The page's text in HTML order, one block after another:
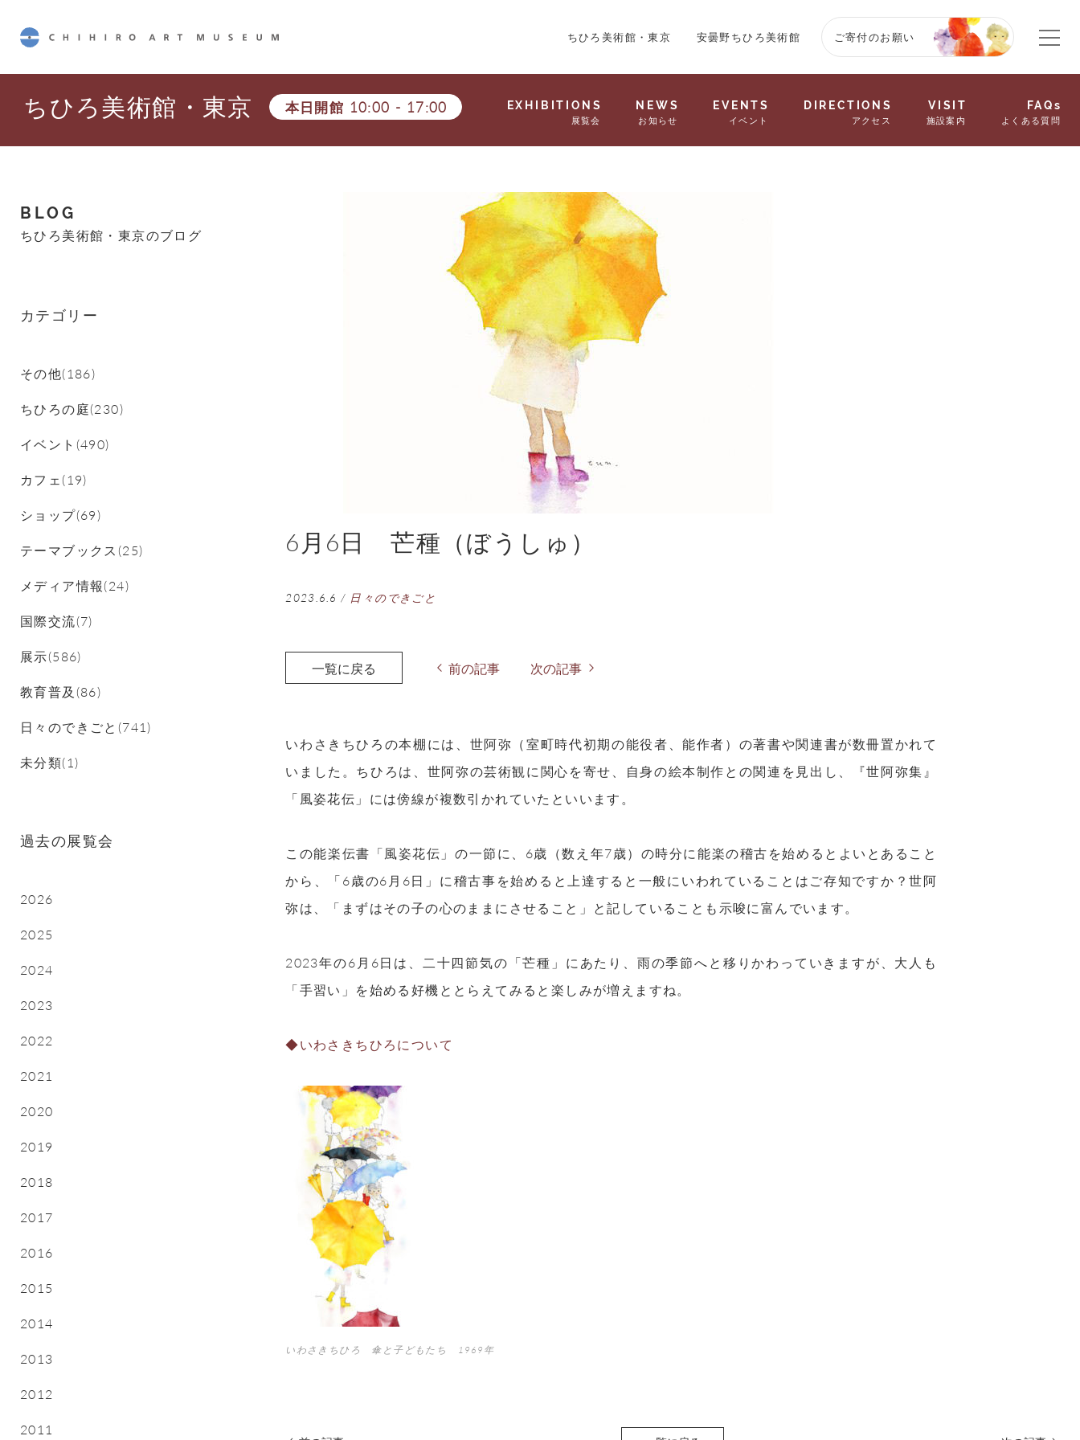
ちひろ美術館・東京 安曇野ちひろ美術館 ご寄付のお願い
ちひろ美術館・東京 本日開館 10:00 - 17:00 EXHIBITIONS
展覧会
NEWS
お知らせ
EVENTS
イベント
DIRECTIONS
アクセス
VISIT
施設案内
FAQs
よくある質問
6月6日 芒種（ぼうしゅ）
2023.6.6 / 日々のできごと
一覧に戻る 前の記事 次の記事
いわさきちひろの本棚には、世阿弥（室町時代初期の能役者、能作者）の著書や関連書が数冊置かれて
いました。ちひろは、世阿弥の芸術観に関心を寄せ、自身の絵本制作との関連を見出し、『世阿弥集』
「風姿花伝」には傍線が複数引かれていたといいます。
この能楽伝書「風姿花伝」の一節に、6歳（数え年7歳）の時分に能楽の稽古を始めるとよいとあること
から、「6歳の6月6日」に稽古事を始めると上達すると一般にいわれていることはご存知ですか？世阿
弥は、「まずはその子の心のままにさせること」と記していることも示唆に富んでいます。
2023年の6月6日は、二十四節気の「芒種」にあたり、雨の季節へと移りかわっていきますが、大人も
「手習い」を始める好機ととらえてみると楽しみが増えますね。
◆いわさきちひろについて
いわさきちひろ 傘と子どもたち 1969年
BLOG
ちひろ美術館・東京のブログ
カテゴリー
その他(186)
ちひろの庭(230)
イベント(490)
カフェ(19)
ショップ(69)
テーマブックス(25)
メディア情報(24)
国際交流(7)
展示(586)
教育普及(86)
日々のできごと(741)
未分類(1)
過去の展覧会
2026
2025
2024
2023
2022
2021
2020
2019
2018
2017
2016
2015
2014
2013
2012
2011